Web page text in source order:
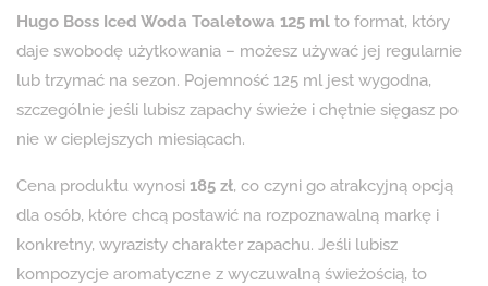
Hugo Boss Iced Woda Toaletowa 125 ml to format, który
daje swobodę użytkowania – możesz używać jej regularnie
lub trzymać na sezon. Pojemność 125 ml jest wygodna,
szczególnie jeśli lubisz zapachy świeże i chętnie sięgasz po
nie w cieplejszych miesiącach.
Cena produktu wynosi 185 zł, co czyni go atrakcyjną opcją
dla osób, które chcą postawić na rozpoznawalną markę i
konkretny, wyrazisty charakter zapachu. Jeśli lubisz
kompozycje aromatyczne z wyczuwalną świeżością, to